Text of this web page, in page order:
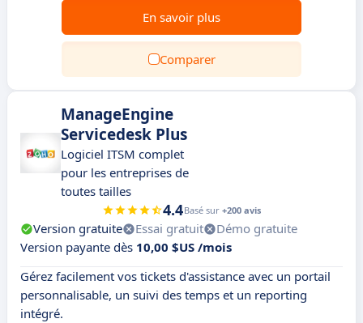
En savoir plus
Comparer
ManageEngine
Servicedesk Plus
Logiciel ITSM complet
pour les entreprises de
toutes tailles
4.4Basé sur +200 avis
Version gratuite Essai gratuit
Démo gratuite
Version payante dès 10,00 $US /mois
Gérez facilement vos tickets d'assistance avec un portail
personnalisable, un suivi des temps et un reporting
intégré.